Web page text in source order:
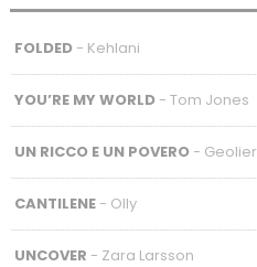
FOLDED- Kehlani
YOU’RE MY WORLD- Tom Jones
UN RICCO E UN POVERO- Geolier
CANTILENE- Olly
UNCOVER - Zara Larsson